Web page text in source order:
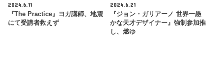
2024.6.11
『The Practice』ヨガ講師、地震
にて受講者救えず
2024.6.21
『ジョン・ガリアーノ 世界一愚
かな天才デザイナー』強制参加推
し、燃ゆ